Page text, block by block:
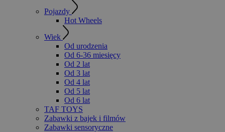
Pojazdy
Hot Wheels
Wiek
Od urodzenia
Od 6-36 miesięcy
Od 2 lat
Od 3 lat
Od 4 lat
Od 5 lat
Od 6 lat
TAF TOYS
Zabawki z bajek i filmów
Zabawki sensoryczne